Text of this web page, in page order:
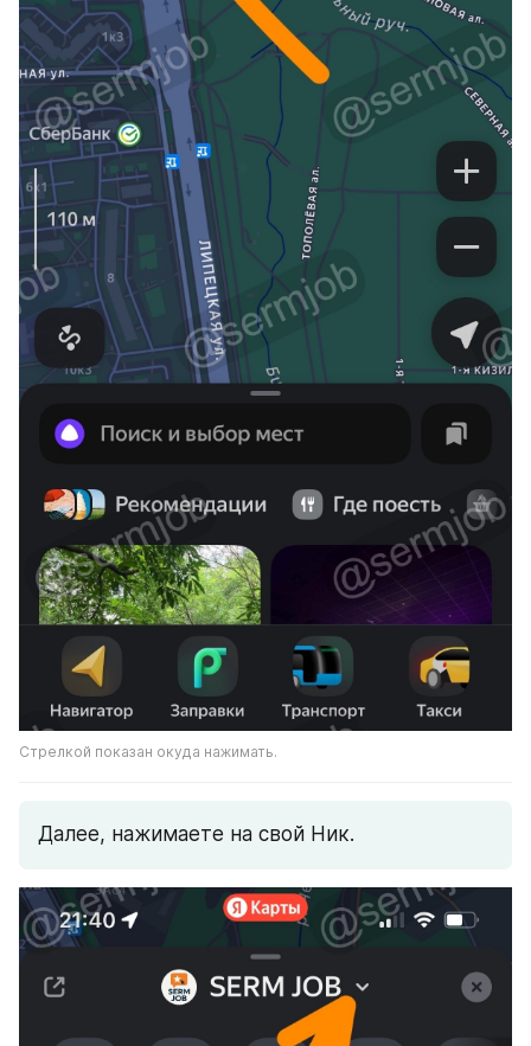
Стрелкой показан окуда нажимать.
Далее, нажимаете на свой Ник.